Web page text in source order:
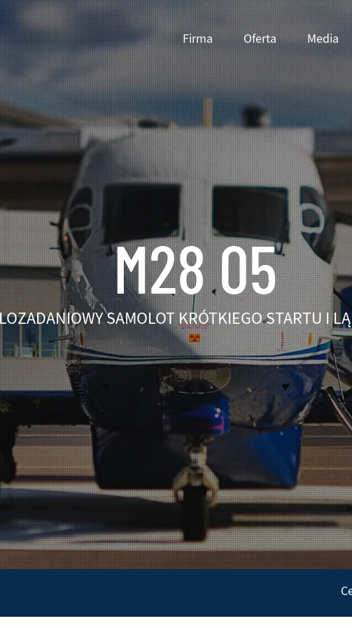
Firma
Pokaż submenu
Oferta
Pokaż submenu
Media
Pokaż
M28 05
SAMOLOT KRÓTKIEGO STARTU I